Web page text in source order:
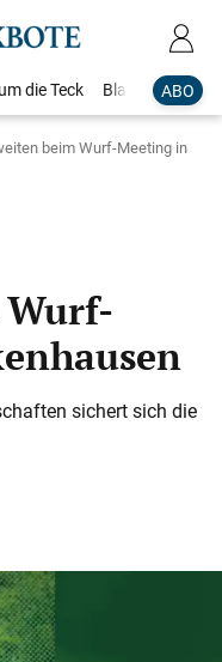
ABO
die Teck Blaulicht
beim Wurf-Meeting in
sichert sich die